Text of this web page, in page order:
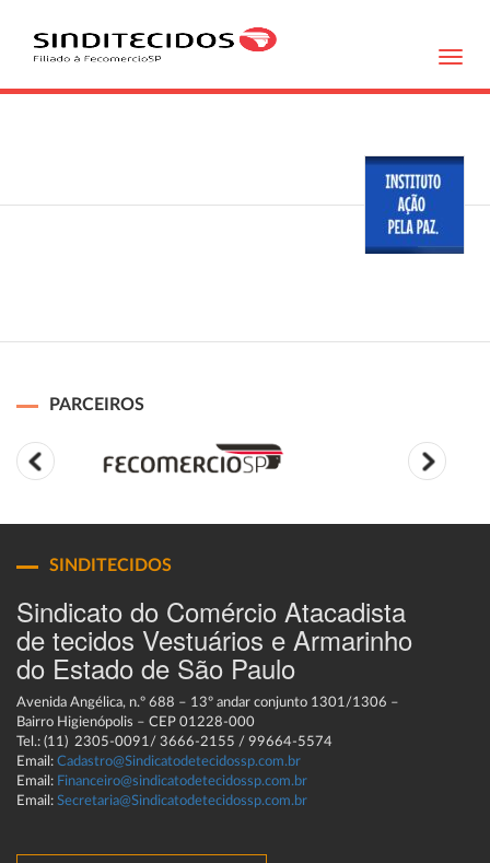
PARCEIROS
SINDITECIDOS
Sindicato do Comércio Atacadista
de tecidos Vestuários e Armarinho
do Estado de São Paulo
Avenida Angélica, n.º 688 – 13º andar conjunto 1301/1306 –
Bairro Higienópolis – CEP 01228-000
Tel.: (11) 2305-0091/ 3666-2155 / 99664-5574
Email: Cadastro@Sindicatodetecidossp.com.br
Email: Financeiro@sindicatodetecidossp.com.br
Email: Secretaria@Sindicatodetecidossp.com.br